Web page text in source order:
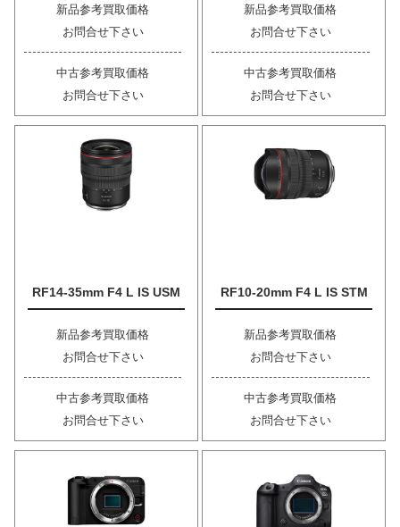
新品参考買取価格
お問合せ下さい
中古参考買取価格
お問合せ下さい
新品参考買取価格
お問合せ下さい
中古参考買取価格
お問合せ下さい
RF14-35mm F4 L IS USM
新品参考買取価格
お問合せ下さい
中古参考買取価格
お問合せ下さい
RF10-20mm F4 L IS STM
新品参考買取価格
お問合せ下さい
中古参考買取価格
お問合せ下さい